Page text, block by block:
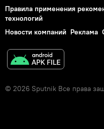
Правила применения
технологий
Новости компаний Реклама
© 2026 Sputnik Все права